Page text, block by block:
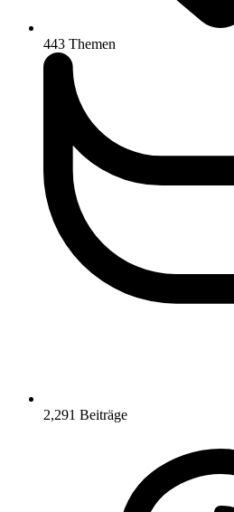
443 Themen
2,291 Beiträge